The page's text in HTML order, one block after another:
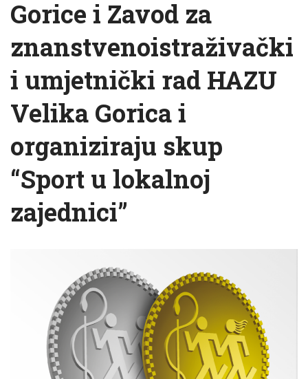
Gorice i Zavod za
znanstvenoistraživački
i umjetnički rad HAZU
Velika Gorica i
organiziraju skup
“Sport u lokalnoj
zajednici”